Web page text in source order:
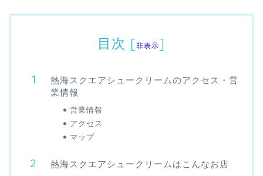
目次 [非表示]
熱海スクエアシュークリームのアクセス・営
業情報
営業情報
アクセス
マップ
熱海スクエアシュークリームはこんなお店